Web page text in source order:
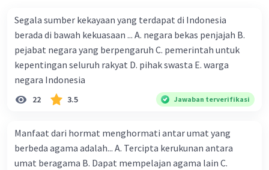
Konstitusi: Pemerintah bertanggung jawab
untuk memastikan bahwa prinsip-prinsip
demokrasi tercermin dalam konstitusi negara.
Hal ini mencakup hak asasi manusia, pemilihan
umum yang bebas dan adil, pemisahan
kekuasaan, serta perlindungan terhadap
kebebasan berpendapat dan berserikat.
Transparan: Pemilihan umum yang bebas, adil,
dan transparan adalah fondasi dari sistem
demokrasi. Pemerintah harus memastikan
Segala sumber kekayaan yang terdapat di Indonesia
berada di bawah kekuasaan ... A. negara bekas penjajah B.
pejabat negara yang berpengaruh C. pemerintah untuk
kepentingan seluruh rakyat D. pihak swasta E. warga
negara Indonesia
22 3.5 Jawaban terverifikasi
Manfaat dari hormat menghormati antar umat yang
berbeda agama adalah... A. Tercipta kerukunan antara
umat beragama B. Dapat mempelajan agama lain C.